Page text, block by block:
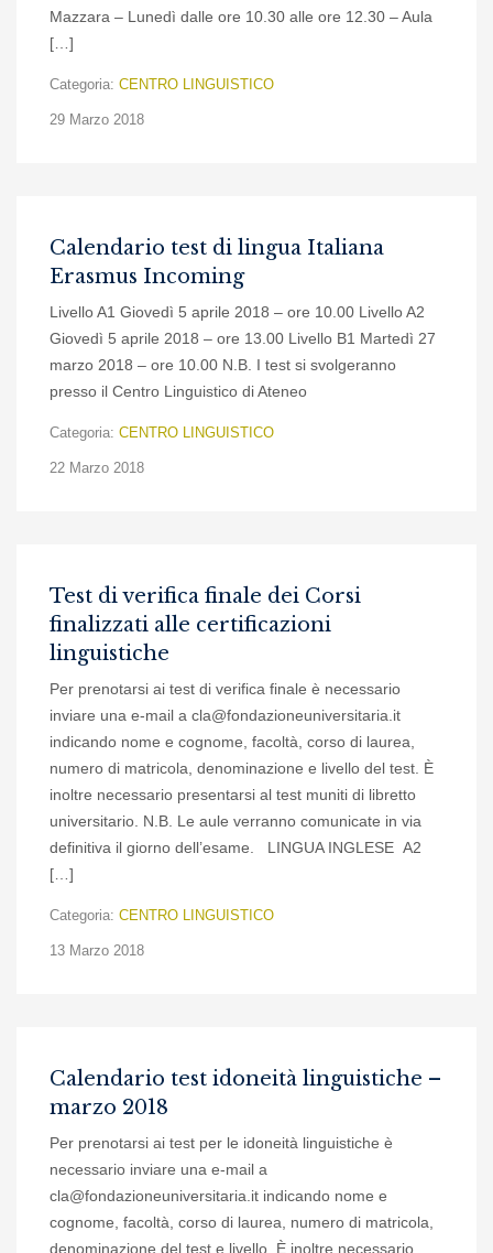
Mazzara – Lunedì dalle ore 10.30 alle ore 12.30 – Aula
[…]
Categoria: CENTRO LINGUISTICO
29 Marzo 2018
Calendario test di lingua Italiana
Erasmus Incoming
Livello A1 Giovedì 5 aprile 2018 – ore 10.00 Livello A2
Giovedì 5 aprile 2018 – ore 13.00 Livello B1 Martedì 27
marzo 2018 – ore 10.00 N.B. I test si svolgeranno
presso il Centro Linguistico di Ateneo
Categoria: CENTRO LINGUISTICO
22 Marzo 2018
Test di verifica finale dei Corsi
finalizzati alle certificazioni
linguistiche
Per prenotarsi ai test di verifica finale è necessario
inviare una e-mail a cla@fondazioneuniversitaria.it
indicando nome e cognome, facoltà, corso di laurea,
numero di matricola, denominazione e livello del test. È
inoltre necessario presentarsi al test muniti di libretto
universitario. N.B. Le aule verranno comunicate in via
definitiva il giorno dell’esame. LINGUA INGLESE A2
[…]
Categoria: CENTRO LINGUISTICO
13 Marzo 2018
Calendario test idoneità linguistiche –
marzo 2018
Per prenotarsi ai test per le idoneità linguistiche è
necessario inviare una e-mail a
cla@fondazioneuniversitaria.it indicando nome e
cognome, facoltà, corso di laurea, numero di matricola,
denominazione del test e livello. È inoltre necessario